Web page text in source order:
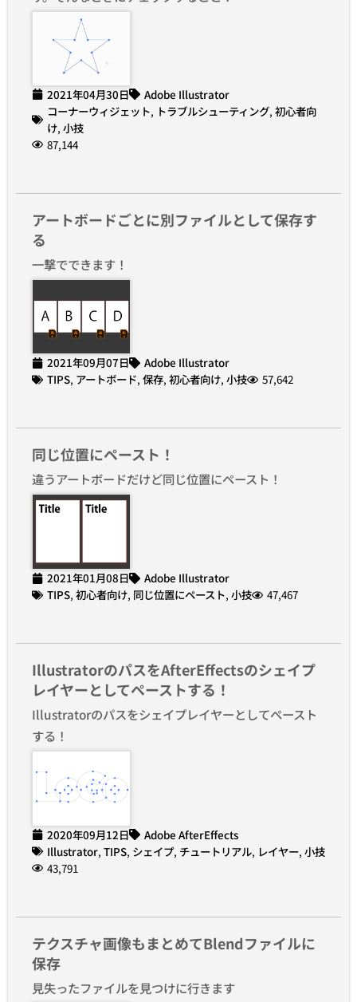
2021年04月30日
Adobe Illustrator
コーナーウィジェット, トラブルシューティング, 初心者向
け, 小技
87,144
アートボードごとに別ファイルとして保存す
る
一撃でできます！
2021年09月07日
Adobe Illustrator
TIPS, アートボード, 保存, 初心者向け, 小技 57,642
同じ位置にペースト！
違うアートボードだけど同じ位置にペースト！
2021年01月08日
Adobe Illustrator
TIPS, 初心者向け, 同じ位置にペースト, 小技 47,467
IllustratorのパスをAfterEffectsのシェイプ
レイヤーとしてペーストする！
Illustratorのパスをシェイプレイヤーとしてペースト
する！
2020年09月12日
Adobe AfterEffects
Illustrator, TIPS, シェイプ, チュートリアル, レイヤー, 小技
43,791
テクスチャ画像もまとめてBlendファイルに
保存
見失ったファイルを見つけに行きます